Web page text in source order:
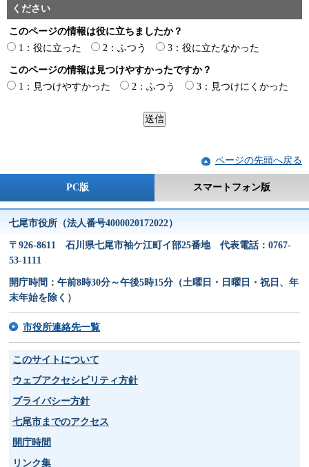
ください
このページの情報は役に立ちましたか？
1：役に立った
2：ふつう 3：役に立たなかった
このページの情報は見つけやすかったですか？
1：見つけやすかった
2：ふつう 3：見つけにくかった
ページの先頭へ戻る
PC版 スマートフォン版
七尾市役所（法人番号4000020172022）
〒926-8611 石川県七尾市袖ケ江町イ部25番地 代表電話：0767-
53-1111
開庁時間：午前8時30分～午後5時15分（土曜日・日曜日・祝日、年
末年始を除く）
市役所連絡先一覧
このサイトについて
ウェブアクセシビリティ方針
プライバシー方針
七尾市までのアクセス
開庁時間
リンク集